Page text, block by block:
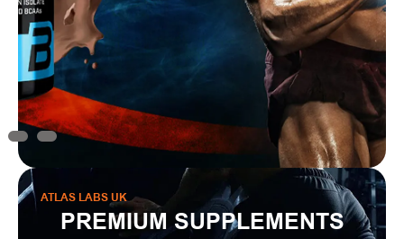
ATLAS LABS UK
PREMIUM SUPPLEMENTS